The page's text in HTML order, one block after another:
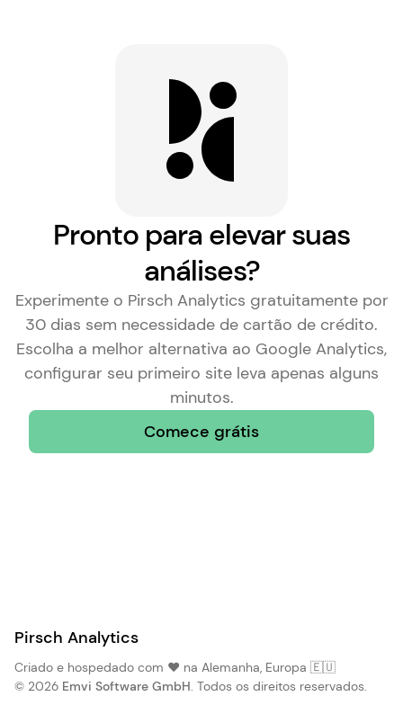
Pronto para elevar suas
análises?
Experimente o Pirsch Analytics gratuitamente por
30 dias sem necessidade de cartão de crédito.
Escolha a melhor alternativa ao Google Analytics,
configurar seu primeiro site leva apenas alguns
minutos.
Comece grátis
Pirsch Analytics
Criado e hospedado com ❤️ na Alemanha, Europa 🇪🇺
© 2026 Emvi Software GmbH. Todos os direitos reservados.